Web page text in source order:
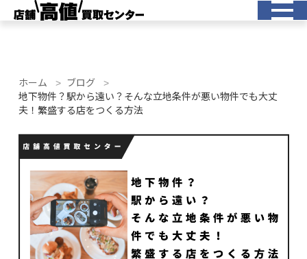
ホーム
ブログ
地下物件？駅から遠い？そんな立地条件が悪い物件でも大丈
夫！繁盛する店をつくる方法